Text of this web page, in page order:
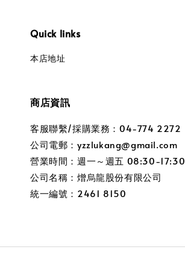
Quick links
本店地址
商店資訊
客服聯繫/採購業務：04-774 2272
公司電郵：yzzlukang@gmail.com
營業時間：週一～週五 08:30-17:30
公司名稱：熷烏龍股份有限公司
統一編號：2461 8150